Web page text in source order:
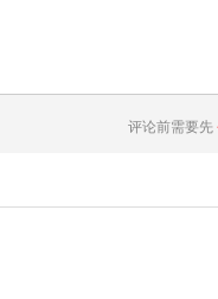
评论前需要先